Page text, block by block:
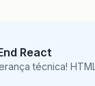
React
técnica!